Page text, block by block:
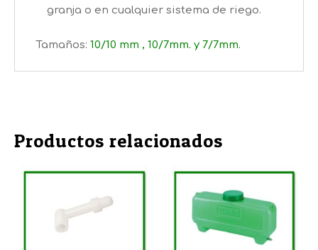
granja o en cualquier sistema de riego.
Tamaños: 10/10 mm , 10/7mm. y 7/7mm.
Title
Productos relacionados